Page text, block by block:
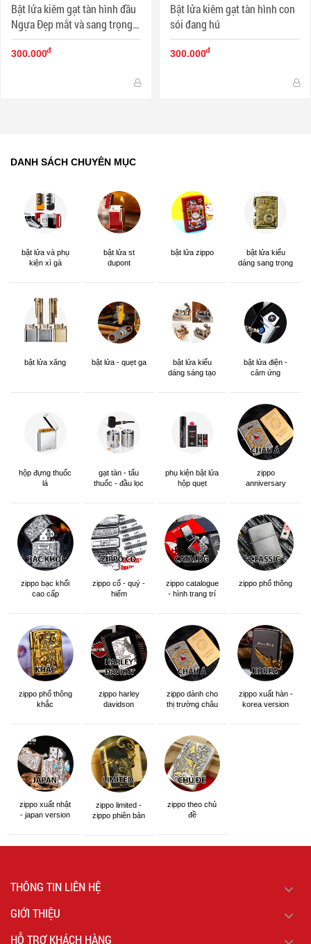
Bật lửa kiêm gạt tàn hình đầu
Ngựa Đẹp mắt và sang trọng
DH-A801 MS77 021
300.000đ
Bật lửa kiêm gạt tàn hình con
sói đang hú
300.000đ
DANH SÁCH CHUYÊN MỤC
bật lửa và phụ
kiện xì gà
bật lửa st
dupont
bật lửa zippo
bật lửa kiểu
dáng sang trọng
bật lửa xăng bật lửa - quẹt ga
bật lửa kiểu
dáng sáng tạo
bật lửa điện -
cảm ứng
hộp đựng thuốc
lá
gạt tàn - tẩu
thuốc - đầu lọc
phụ kiện bật lửa
hộp quẹt
zippo
anniversary
zippo bạc khối
cao cấp
zippo cổ - quý -
hiếm
zippo catalogue
- hình trang trí
zippo phổ thông
zippo phổ thông
khắc
zippo harley
davidson
zippo dành cho
thị trường châu
zippo xuất hàn -
korea version
zippo xuất nhật
- japan version
zippo limited -
zippo phiên bản
zippo theo chủ
đề
THÔNG TIN LIÊN HỆ
GIỚI THIỆU
HỖ TRỢ KHÁCH HÀNG